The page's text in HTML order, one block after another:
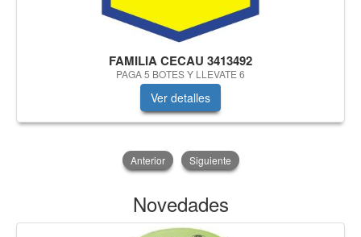
FAMILIA CECAU 3413492
PAGA 5 BOTES Y LLEVATE 6
Ver detalles
Anterior Siguiente
Novedades